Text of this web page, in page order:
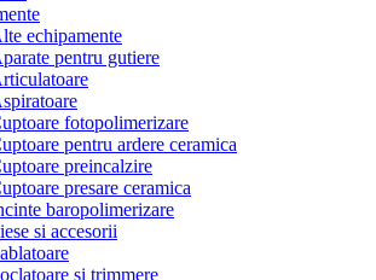
echipamente
pentru gutiere
fotopolimerizare
pentru ardere ceramica
preincalzire
presare ceramica
baropolimerizare
si accesorii
si trimmere